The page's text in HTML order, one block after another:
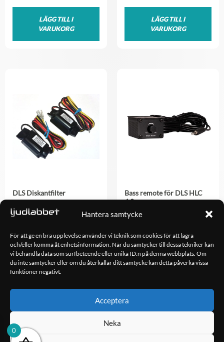
Hantera samtycke
För att ge en bra upplevelse använder vi teknik som cookies för att lagra
och/eller komma åt enhetsinformation. När du samtycker till dessa tekniker kan
vi behandla data som surfbeteende eller unika ID:n på denna webbplats. Om
du inte samtycker eller om du återkallar ditt samtycke kan detta påverka vissa
funktioner negativt.
Acceptera
Neka
LÄGG TILL I
VARUKORG
LÄGG TILL I
VARUKORG
DLS Diskantfilter
198.00kr
LÄGG TILL I
VARUKORG
Bass remote för DLS HLC
4.2
395.00
LÄGG TILL I
VARUKORG
Ljudlabbet är en del av Kungshamns Bildepå – Ljudlabbet i
0